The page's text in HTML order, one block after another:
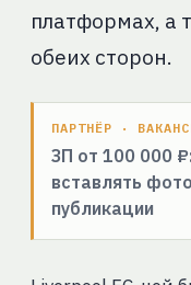
платформах, а
обеих сторон.
ПАРТНЁР ·
ЗП от 100 000
вставлять
публикации